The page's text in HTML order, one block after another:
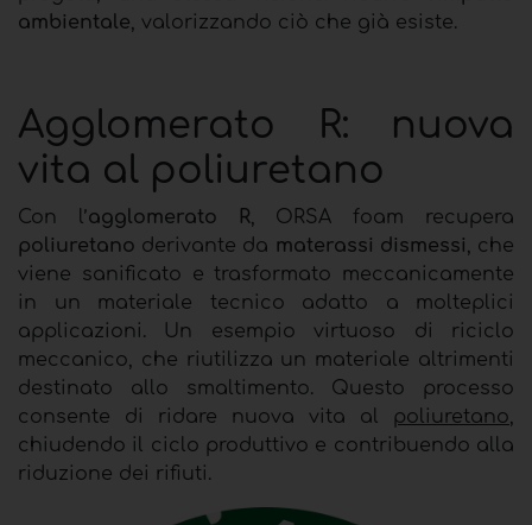
ambientale, valorizzando ciò che già esiste.
Agglomerato R: nuova
vita al poliuretano
Con l’agglomerato R, ORSA foam recupera
poliuretano derivante da materassi dismessi, che
viene sanificato e trasformato meccanicamente
in un materiale tecnico adatto a molteplici
applicazioni. Un esempio virtuoso di riciclo
meccanico, che riutilizza un materiale altrimenti
destinato allo smaltimento. Questo processo
consente di ridare nuova vita al poliuretano,
chiudendo il ciclo produttivo e contribuendo alla
riduzione dei rifiuti.